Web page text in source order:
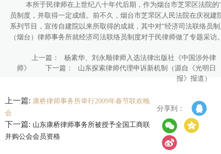
本所于民律师在上世纪八十年代后期，作为烟台市芝罘区法院的
员制度，并取得一定成绩。前不久，烟台市芝罘区人民法院在庆祝
系列节目，宣传自建院以来所取得的成就，其中对“经济司法联络员
（烟台）律师事务所就经济司法联络员制度对于民律师做了专题采访
上一篇：
杨素华、刘永顺律师入选法律出版社《中国涉外律
师》
下一篇：
山东探索律师代理申诉新机制（源自《光明日
报》报道）
上一篇: 康桥律师事务所举行2009年春节联欢晚
会
下一篇: 山东康桥律师事务所被授予全国工商联
并购公会会员资格
分享到：